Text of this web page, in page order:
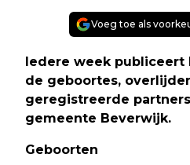
Voeg toe als
Iedere week publiceert
de geboortes,
geregistreerde
gemeente Beverwijk.
Geboorten